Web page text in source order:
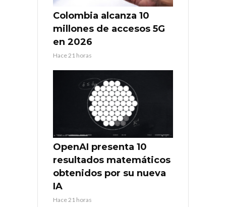
Colombia alcanza 10
millones de accesos 5G
en 2026
Hace 21 horas
OpenAI presenta 10
resultados matemáticos
obtenidos por su nueva
IA
Hace 21 horas